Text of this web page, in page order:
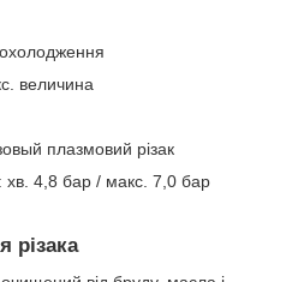
величина
плазмовий різак
хв. 4,8 бар / макс. 7,0 бар
різака